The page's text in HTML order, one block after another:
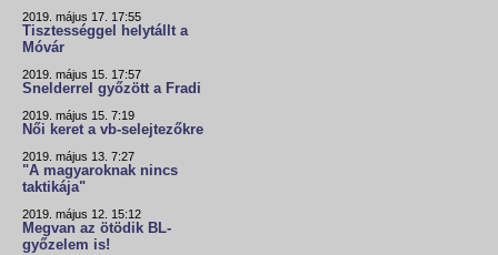
2019. május 17. 17:55
Tisztességgel helytállt a
Móvár
2019. május 15. 17:57
Snelderrel győzött a Fradi
2019. május 15. 7:19
Női keret a vb-selejtezőkre
2019. május 13. 7:27
"A magyaroknak nincs
taktikája"
2019. május 12. 15:12
Megvan az ötödik BL-
győzelem is!